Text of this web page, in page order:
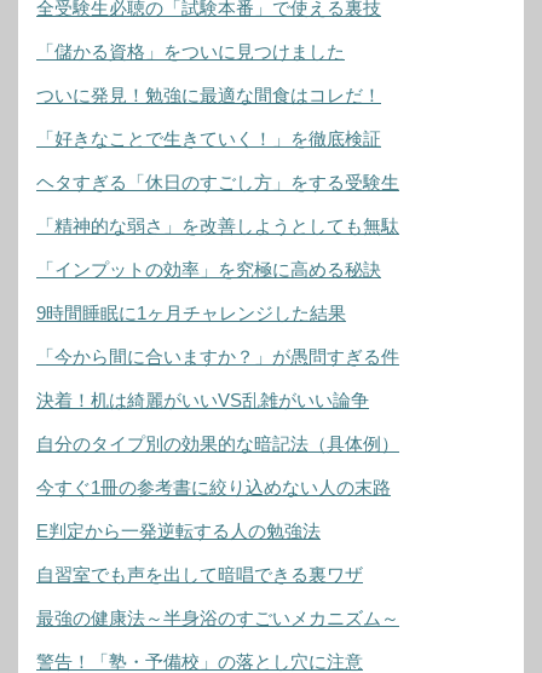
全受験生必聴の「試験本番」で使える裏技
「儲かる資格」をついに見つけました
ついに発見！勉強に最適な間食はコレだ！
「好きなことで生きていく！」を徹底検証
ヘタすぎる「休日のすごし方」をする受験生
「精神的な弱さ」を改善しようとしても無駄
「インプットの効率」を究極に高める秘訣
9時間睡眠に1ヶ月チャレンジした結果
「今から間に合いますか？」が愚問すぎる件
決着！机は綺麗がいいVS乱雑がいい論争
自分のタイプ別の効果的な暗記法（具体例）
今すぐ1冊の参考書に絞り込めない人の末路
E判定から一発逆転する人の勉強法
自習室でも声を出して暗唱できる裏ワザ
最強の健康法～半身浴のすごいメカニズム～
警告！「塾・予備校」の落とし穴に注意